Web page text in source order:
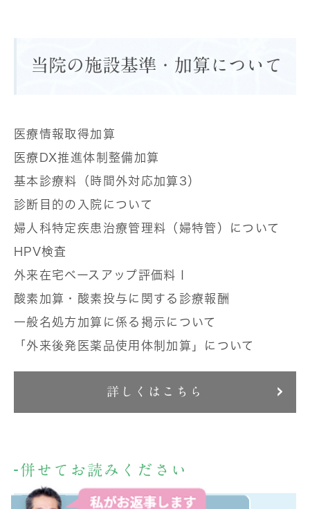
当院の施設基準・加算について
医療情報取得加算
医療DX推進体制整備加算
基本診療料（時間外対応加算3）
診断目的の入院について
婦人科特定疾患治療管理料（婦特管）について
HPV検査
外来在宅ベースアップ評価料Ⅰ
酸素加算・酸素投与に関する診療報酬
一般名処方加算に係る掲示について
「外来後発医薬品使用体制加算」について
詳しくはこちら
併せてお読みください